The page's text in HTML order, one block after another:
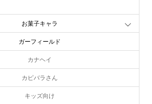
お菓子キャラ
ガーフィールド
カナヘイ
カピバラさん
キッズ向け